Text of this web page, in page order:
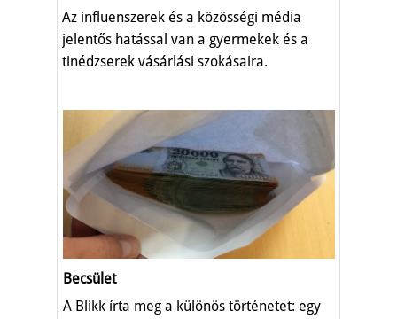
Az influenszerek és a közösségi média
jelentős hatással van a gyermekek és a
tinédzserek vásárlási szokásaira.
Becsület
A Blikk írta meg a különös történetet: egy